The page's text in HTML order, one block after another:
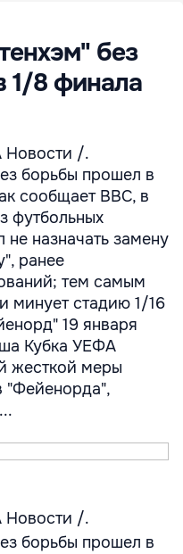
без
1/8 финала
/.
борьбы прошел в
сообщает ВВС, в
футбольных
назначать замену
ранее
тем самым
минует стадию 1/16
19 января
Кубка УЕФА
жесткой меры
"Фейенорда",
/.
борьбы прошел в